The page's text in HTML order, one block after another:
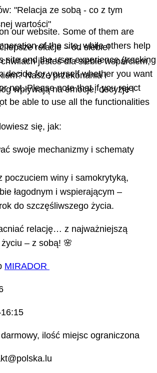
"Relacja ze sobą - co z tym
wartości"
lepsze relacje – od siebie!
jesteś dla siebie wsparciem,
Nasze przekonania i
wpływają na emocje, decyzje i
się, jak:
swoje mechanizmy i schematy
poczuciem winy i samokrytyką,
łagodnym i wspierającym –
do szczęśliwszego życia.
relację… z najważniejszą
– z sobą! 🌸
MIRADOR
darmowy, ilość miejsc ograniczona
our website. Some of them are
of the site, while others help
site and the user experience (tracking
decide for yourself whether you want
not. Please note that if you reject
be able to use all the functionalities